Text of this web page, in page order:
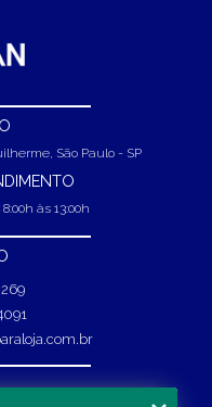
São Paulo - SP
às 13:00h